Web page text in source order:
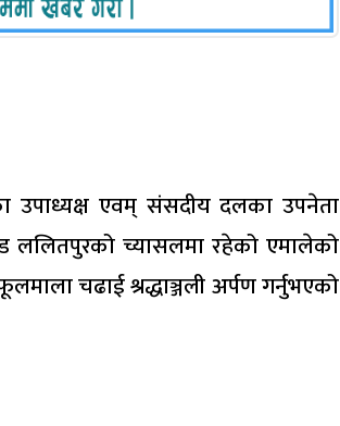
उपाध्यक्ष एवम् संसदीय दलका उपनेता
ललितपुरको च्यासलमा रहेको एमालेको
चढाई श्रद्धाञ्जली अर्पण गर्नुभएको